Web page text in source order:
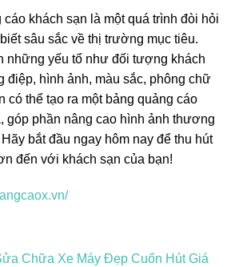
khách sạn là một quá trình đòi hỏi
sâu sắc về thị trường mục tiêu.
những yếu tố như đối tượng khách
điệp, hình ảnh, màu sắc, phông chữ
có thể tạo ra một bảng quảng cáo
góp phần nâng cao hình ảnh thương
bắt đầu ngay hôm nay để thu hút
đến với khách sạn của bạn!
Chữa Xe Máy Đẹp Cuốn Hút Giá